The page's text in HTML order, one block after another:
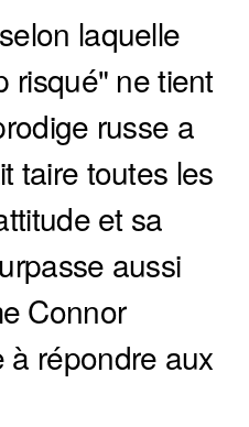
laquelle
risqué" ne tient
russe a
taire toutes les
et sa
aussi
Connor
à répondre aux